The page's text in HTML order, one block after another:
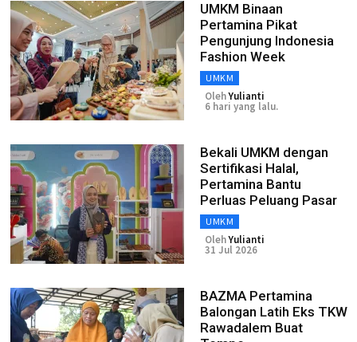
UMKM Binaan
Pertamina Pikat
Pengunjung Indonesia
Fashion Week
UMKM
OlehYulianti
6 hari yang lalu.
Bekali UMKM dengan
Sertifikasi Halal,
Pertamina Bantu
Perluas Peluang Pasar
UMKM
OlehYulianti
31 Jul 2026
BAZMA Pertamina
Balongan Latih Eks TKW
Rawadalem Buat